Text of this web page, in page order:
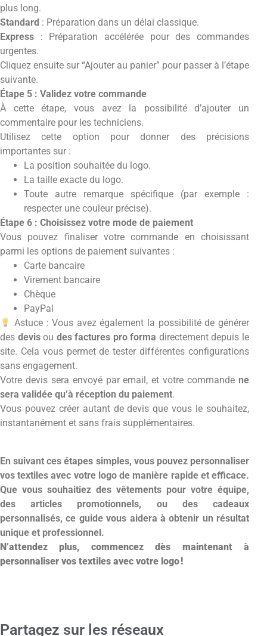
plus long.
Standard : Préparation dans un délai classique.
Express : Préparation accélérée pour des commandes
urgentes.
Cliquez ensuite sur “Ajouter au panier” pour passer à l’étape
suivante.
Étape 5 : Validez votre commande
À cette étape, vous avez la possibilité d’ajouter un
commentaire pour les techniciens.
Utilisez cette option pour donner des précisions
importantes sur :
La position souhaitée du logo.
La taille exacte du logo.
Toute autre remarque spécifique (par exemple :
respecter une couleur précise).
Étape 6 : Choisissez votre mode de paiement
Vous pouvez finaliser votre commande en choisissant
parmi les options de paiement suivantes :
Carte bancaire
Virement bancaire
Chèque
PayPal
Astuce : Vous avez également la possibilité de générer
des devisou des factures pro forma directement depuis le
site. Cela vous permet de tester différentes configurations
sans engagement.
Votre devis sera envoyé par email, et votre commande ne
sera validée qu’à réception du paiement.
Vous pouvez créer autant de devis que vous le souhaitez,
instantanément et sans frais supplémentaires.
En suivant ces étapes simples, vous pouvez personnaliser
vos textiles avec votre logo de manière rapide et efficace.
Que vous souhaitiez des vêtements pour votre équipe,
des articles promotionnels, ou des cadeaux
personnalisés, ce guide vous aidera à obtenir un résultat
unique et professionnel.
N’attendez plus, commencez dès maintenant à
personnaliser vos textiles avec votre logo !
Partagez sur les réseaux